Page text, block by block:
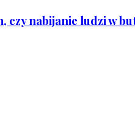
czy nabijanie ludzi w